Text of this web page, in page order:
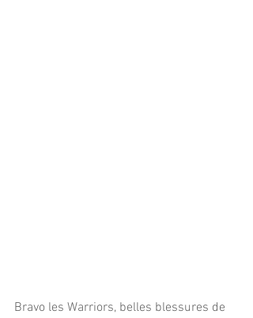
Bravo les Warriors, belles blessures de